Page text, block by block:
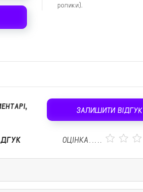
ролики).
ЗАЛИШИТИ ВІДГУК
ОЦІНКА